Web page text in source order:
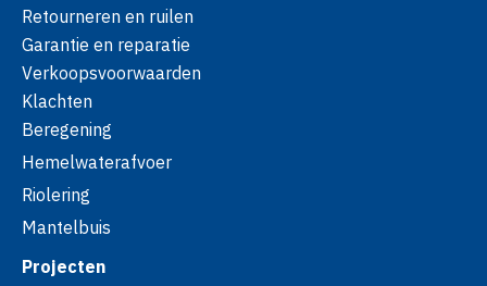
Retourneren en ruilen
Garantie en reparatie
Verkoopsvoorwaarden
Klachten
Beregening
Hemelwaterafvoer
Riolering
Mantelbuis
Projecten